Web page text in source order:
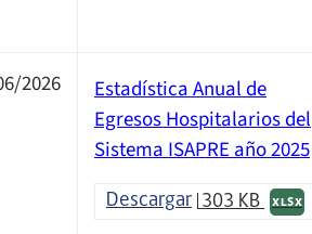
2026
Estadística Anual de
Egresos Hospitalarios del
Sistema ISAPRE año 2025
Descargar 303 KB XLSX